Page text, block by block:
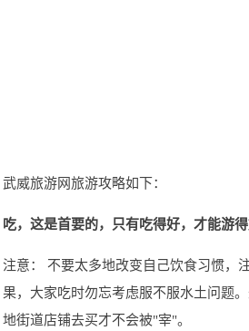
武威旅游网旅游攻略如下：
吃，这是首要的，只有吃得好，才能游
注意： 不要太多地改变自己饮食习惯，
果，大家吃时勿忘考虑服不服水土问题
地街道店铺去买才不会被"宰"。